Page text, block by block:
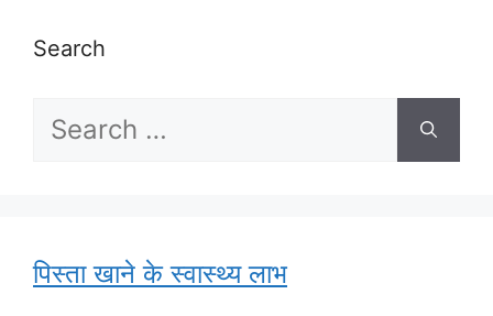
Search
Search
पिस्ता खाने के स्वास्थ्य लाभ